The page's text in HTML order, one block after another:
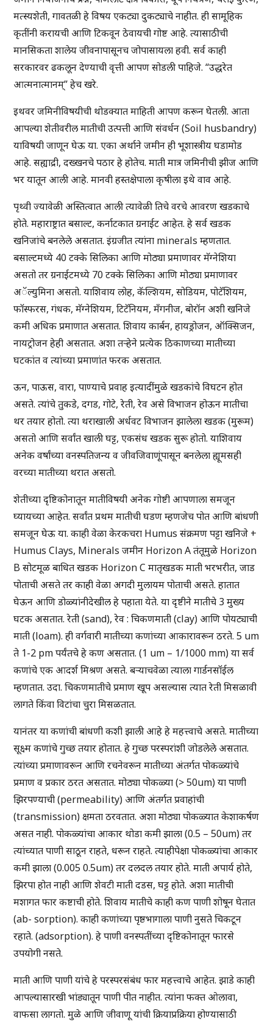
मत्स्यशेती, गावतळी हे विषय एकट्या दुकट्याचे नाहीत. ही सामूहिक
कृतींनी करायची आणि टिकवून ठेवायची गोष्ट आहे. त्यासाठीची
मानसिकता शालेय जीवनापासूनच जोपासायला हवी. सर्व काही
सरकारवर ढकलून देण्याची वृत्ती आपण सोडली पाहिजे. “उद्धरेत
आत्मनात्मानम्” हेच खरे.
इथवर जमिनीविषयीची थोडक्यात माहिती आपण करून घेतली. आता
आपल्या शेतीवरील मातीची उत्पत्ती आणि संवर्धन (Soil husbandry)
याविषयी जाणून घेऊ या. एका अर्थाने जमीन ही भूशास्त्रीय घडामोड
आहे. सह्याद्री, दख्खनचे पठार हे होतेच. माती मात्र जमिनीची झीज आणि
भर यातून आली आहे. मानवी हस्तक्षेपाला कृषीला इथे वाव आहे.
पृथ्वी ज्यावेळी अस्तित्वात आली त्यावेळी तिचे वरचे आवरण खडकाचे
होते. महाराष्ट्रात बसाल्ट, कर्नाटकात ग्रनाईट आहेत. हे सर्व खडक
खनिजांचे बनलेले असतात. इंग्रजीत त्यांना minerals म्हणतात.
बसाल्टमध्ये 40 टक्के सिलिका आणि मोठ्या प्रमाणावर मॅग्नेशिया
असतो तर ग्रनाईटमध्ये 70 टक्के सिलिका आणि मोठ्या प्रमाणावर
अॅल्युमिना असतो. याशिवाय लोह, कॅल्शियम, सोडियम, पोटॅशियम,
फॉस्फरस, गंधक, मॅग्नेशियम, टिटॅनियम, मँगनीज, बोरॉन अशी खनिजे
कमी अधिक प्रमाणात असतात. शिवाय कार्बन, हायड्रोजन, ऑक्सिजन,
नायट्रोजन हेही असतात. अशा तऱ्हेने प्रत्येक ठिकाणच्या मातीच्या
घटकांत व त्यांच्या प्रमाणांत फरक असतात.
ऊन, पाऊस, वारा, पाण्याचे प्रवाह इत्यादींमुळे खडकांचे विघटन होत
असते. त्यांचे तुकडे, दगड, गोटे, रेती, रेव असे विभाजन होऊन मातीचा
थर तयार होतो. त्या थराखाली अर्धवट विभाजन झालेला खडक (मुरूम)
असतो आणि सर्वांत खाली घट्ट, एकसंध खडक सुरू होतो. याशिवाय
अनेक वर्षांच्या वनस्पतिजन्य व जीवजिवाणूंपासून बनलेला ह्यूमसही
वरच्या मातीच्या थरात असतो.
शेतीच्या दृष्टिकोनातून मातीविषयी अनेक गोष्टी आपणाला समजून
घ्यायच्या आहेत. सर्वांत प्रथम मातीची घडण म्हणजेच पोत आणि बांधणी
समजून घेऊ या. काही वेळा केरकचरा Humus संक्रमण पट्टा खनिजे +
Humus Clays, Minerals जमीन Horizon A तंतूमुळे Horizon
B सोटमूळ बाधित खडक Horizon C मातृखडक माती भरभरीत, जाड
पोताची असते तर काही वेळा अगदी मुलायम पोताची असते. हातात
घेऊन आणि डोळ्यांनीदेखील हे पहाता येते. या दृष्टीने मातीचे 3 मुख्य
घटक असतात. रेती (sand), रेव : चिकणमाती (clay) आणि पोयट्याची
माती (loam). ही वर्गवारी मातीच्या कणांच्या आकारावरून ठरते. 5 um
ते 1-2 pm पर्यंतचे हे कण असतात. (1 um – 1/1000 mm) या सर्व
कणांचे एक आदर्श मिश्रण असते. बऱ्याचवेळा त्याला गार्डनसॉईल
म्हणतात. उदा. चिकणमातीचे प्रमाण खूप असल्यास त्यात रेती मिसळावी
लागते किंवा विटांचा चुरा मिसळतात.
यानंतर या कणांची बांधणी कशी झाली आहे हे महत्त्वाचे असते. मातीच्या
सूक्ष्म कणांचे गुच्छ तयार होतात. हे गुच्छ परस्परांशी जोडलेले असतात.
त्यांच्या प्रमाणावरून आणि रचनेवरून मातीच्या अंतर्गत पोकळ्यांचे
प्रमाण व प्रकार ठरत असतात. मोठ्या पोकळ्या (> 50um) या पाणी
झिरपण्याची (permeability) आणि अंतर्गत प्रवाहांची
(transmission) क्षमता ठरवतात. अशा मोठ्या पोकळ्यात केशाकर्षण
असत नाही. पोकळ्यांचा आकार थोडा कमी झाला (0.5 – 50um) तर
त्यांच्यात पाणी साठून राहते, धरून राहते. त्याहीपेक्षा पोकळ्यांचा आकार
कमी झाला (0.005 0.5um) तर दलदल तयार होते. माती अपार्य होते,
झिरपा होत नाही आणि शेवटी माती दडस, घट्ट होते. अशा मातीची
मशागत फार कष्टाची होते. शिवाय मातीचे काही कण पाणी शोषून घेतात
(ab- sorption). काही कणांच्या पृष्ठभागाला पाणी नुसते चिकटून
रहाते. (adsorption). हे पाणी वनस्पतींच्या दृष्टिकोनातून फारसे
उपयोगी नसते.
माती आणि पाणी यांचे हे परस्परसंबंध फार महत्त्वाचे आहेत. झाडे काही
आपल्यासारखी भांड्यातून पाणी पीत नाहीत. त्यांना फक्त ओलावा,
वाफसा लागतो. मुळे आणि जीवाणू यांची क्रियाप्रक्रिया होण्यासाठी